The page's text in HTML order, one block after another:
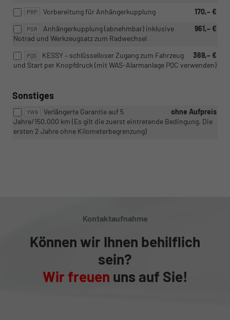
PRP 170,– €
Vorbereitung für Anhängerkupplung
PGR 961,– €
Anhängerkupplung (abnehmbar) inklusive
Notrad und Werkzeugsatz zum Radwechsel
PQS 369,– €
KESSY – schlüsselloser Zugang zum Fahrzeug
und Start per Knopfdruck (mit WAS-Alarmanlage PQC verwenden)
Sonstiges
YW9 ohne Aufpreis
Verlängerte Garantie auf 5
Jahre/150.000 km (Es gilt die zuerst eintretende Bedingung. Die
ersten 2 Jahre ohne Kilometerbegrenzung)
Kontaktaufnahme
Können wir Ihnen behilflich
sein?
Wir freuen uns auf Sie!